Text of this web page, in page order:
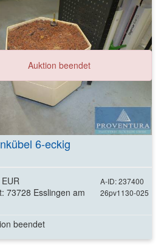
Auktion beendet
6-eckig
A-ID: 237400
26pv1130-025
73728 Esslingen am
beendet